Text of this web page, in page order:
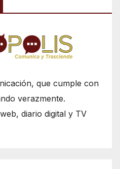
que cumple con
verazmente.
diario digital y TV